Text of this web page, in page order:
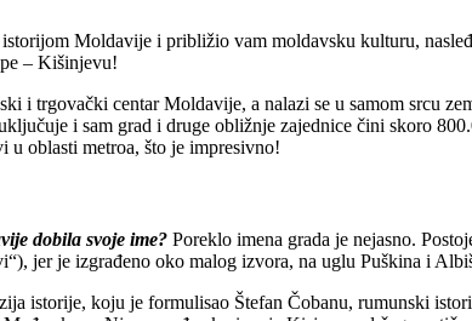
istorijom Moldavije i približio vam moldavsku kulturu,
– Kišinjevu!
i trgovački centar Moldavije, a nalazi se u samom srcu
i sam grad i druge obližnje zajednice čini skoro
u oblasti metroa, što je impresivno!
dobila svoje ime? Poreklo imena grada je nejasno.
jer je izgrađeno oko malog izvora, na uglu Puškina i
istorije, koju je formulisao Štefan Čobanu, rumunski